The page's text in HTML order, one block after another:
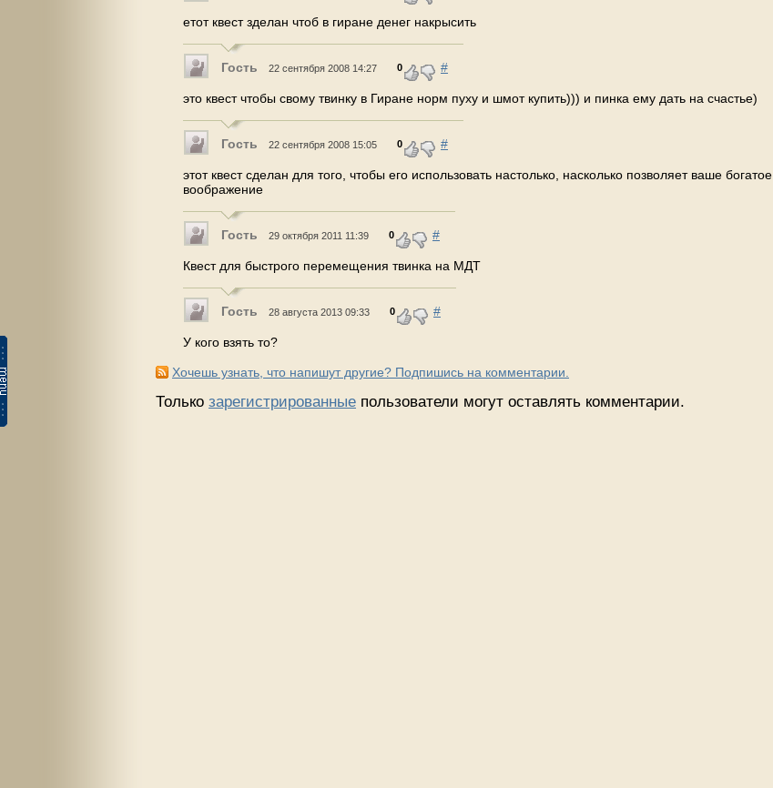
етот квест зделан чтоб в гиране денег накрысить
Гость 22 сентября 2008 14:27 0 #
это квест чтобы свому твинку в Гиране норм пуху и шмот купить))) и пинка ему дать на счастье)
Гость 22 сентября 2008 15:05 0 #
этот квест сделан для того, чтобы его использовать настолько, насколько позволяет ваше богатое
воображение
Гость 29 октября 2011 11:39 0 #
Квест для быстрого перемещения твинка на МДТ
Гость 28 августа 2013 09:33 0 #
У кого взять то?
Хочешь узнать, что напишут другие? Подпишись на комментарии.
Только зарегистрированные пользователи могут оставлять комментарии.